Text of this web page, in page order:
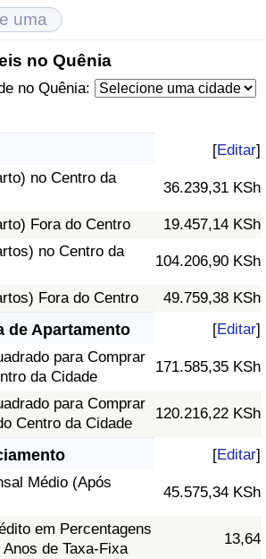
no Quênia
no Quênia:
[Editar]
no Centro da
36.239,31 KSh
Fora do Centro
19.457,14 KSh
no Centro da
104.206,90 KSh
Fora do Centro 49.759,38 KSh
de Apartamento [Editar]
para Comprar
da Cidade
171.585,35 KSh
para Comprar
Centro da Cidade
120.216,22 KSh
[Editar]
Médio (Após
45.575,34 KSh
em Percentagens
de Taxa-Fixa
13,64
de Vida (Atual)
de Vida
de Vida Por País
de Imóveis (Atual)
de Imóveis
de Imóveis por País
de Vida
de Vida (Atual)
de vida por país
de Crime (Atual)
por país
(Atual)